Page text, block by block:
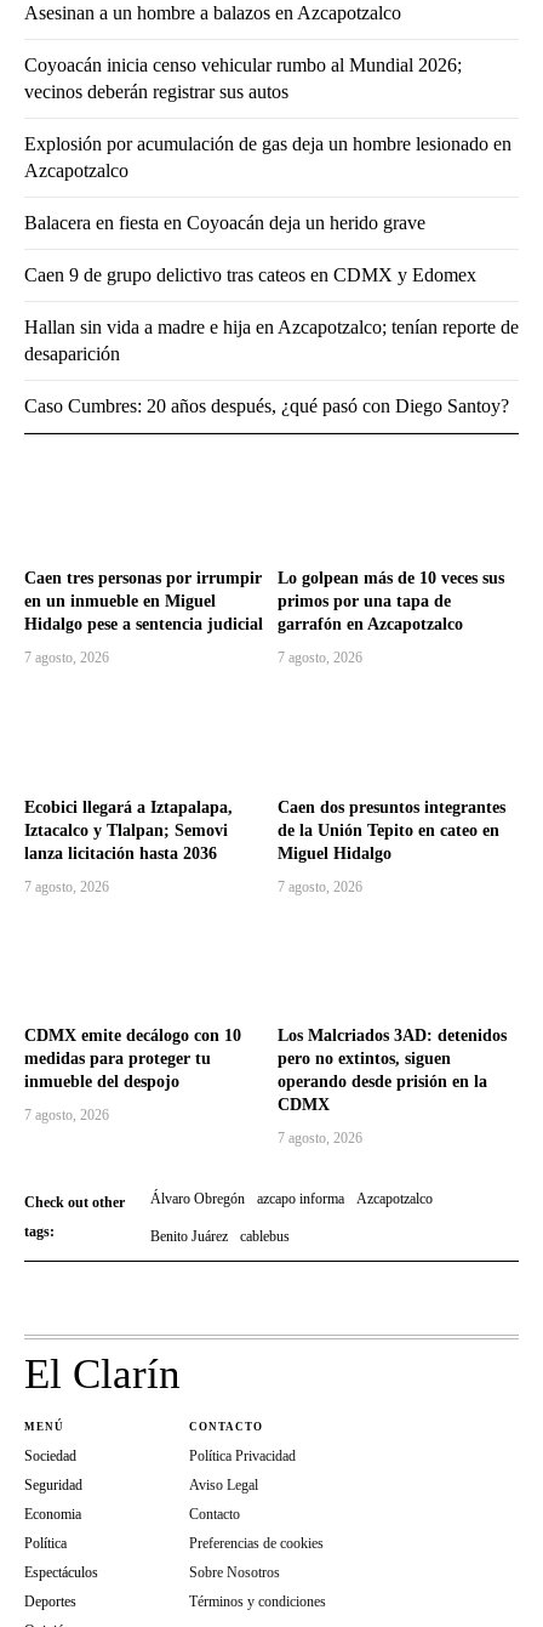
Caen tres personas por irrumpir
en un inmueble en Miguel
Hidalgo pese a sentencia judicial
7 agosto, 2026
Lo golpean más de 10 veces sus
primos por una tapa de
garrafón en Azcapotzalco
7 agosto, 2026
Ecobici llegará a Iztapalapa,
Iztacalco y Tlalpan; Semovi
lanza licitación hasta 2036
7 agosto, 2026
Caen dos presuntos integrantes
de la Unión Tepito en cateo en
Miguel Hidalgo
7 agosto, 2026
CDMX emite decálogo con 10
medidas para proteger tu
inmueble del despojo
7 agosto, 2026
Los Malcriados 3AD: detenidos
pero no extintos, siguen
operando desde prisión en la
CDMX
7 agosto, 2026
Check out other
tags:
Álvaro Obregón azcapo informa Azcapotzalco
Benito Juárez cablebus
Asesinan a un hombre a balazos en Azcapotzalco
Coyoacán inicia censo vehicular rumbo al Mundial 2026;
vecinos deberán registrar sus autos
Explosión por acumulación de gas deja un hombre lesionado en
Azcapotzalco
Balacera en fiesta en Coyoacán deja un herido grave
Caen 9 de grupo delictivo tras cateos en CDMX y Edomex
Hallan sin vida a madre e hija en Azcapotzalco; tenían reporte de
desaparición
Caso Cumbres: 20 años después, ¿qué pasó con Diego Santoy?
El Clarín
MENÚ
Sociedad
Seguridad
Economia
Política
Espectáculos
Deportes
CONTACTO
Política Privacidad
Aviso Legal
Contacto
Preferencias de cookies
Sobre Nosotros
Términos y condiciones